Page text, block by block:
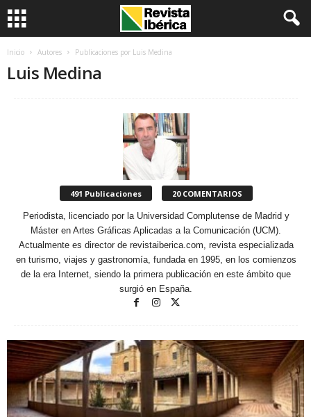
Inicio Autores Publicaciones por Luis Medina
Luis Medina
491 Publicaciones 20 COMENTARIOS
Periodista, licenciado por la Universidad Complutense de Madrid y
Máster en Artes Gráficas Aplicadas a la Comunicación (UCM).
Actualmente es director de revistaiberica.com, revista especializada
en turismo, viajes y gastronomía, fundada en 1995, en los comienzos
de la era Internet, siendo la primera publicación en este ámbito que
surgió en España.